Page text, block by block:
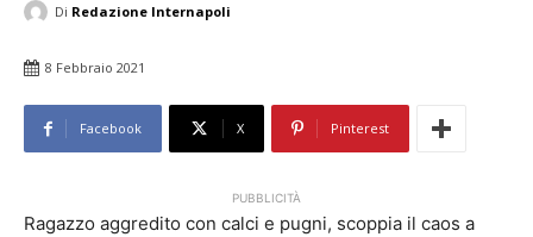
Di Redazione Internapoli
8 Febbraio 2021
Facebook X Pinterest
PUBBLICITÀ
Ragazzo aggredito con calci e pugni, scoppia il caos a